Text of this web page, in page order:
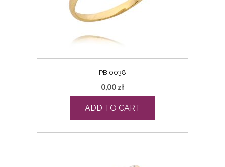
PB 0038
0,00 zł
ADD TO CART